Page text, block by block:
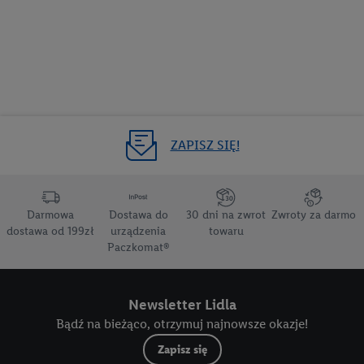
ZAPISZ SIĘ!
Darmowa
dostawa od 199zł
Dostawa do
urządzenia
Paczkomat®
30 dni na zwrot
towaru
Zwroty za darmo
Newsletter Lidla
Bądź na bieżąco, otrzymuj najnowsze okazje!
Zapisz się